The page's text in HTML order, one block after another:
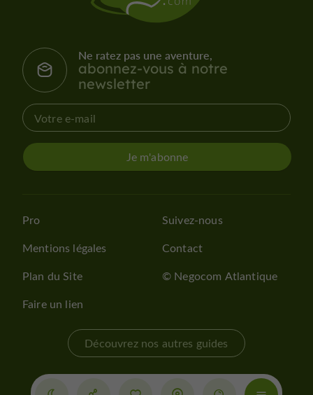
Ne ratez pas une aventure,
abonnez-vous à notre
newsletter
Je m'abonne
Pro
Mentions légales
Plan du Site
Faire un lien
Suivez-nous
Contact
© Negocom Atlantique
Découvrez nos autres guides